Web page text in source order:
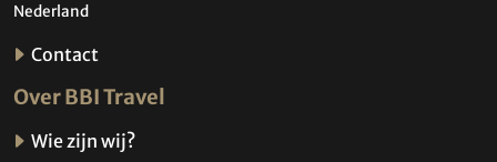
Nederland
Contact
Over BBI Travel
Wie zijn wij?